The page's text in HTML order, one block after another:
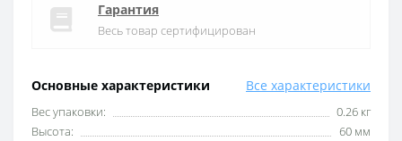
Основные характеристики Все характеристики
Вес упаковки:
0.26 кг
Высота:
60 мм
Гарантия
Весь товар сертифицирован